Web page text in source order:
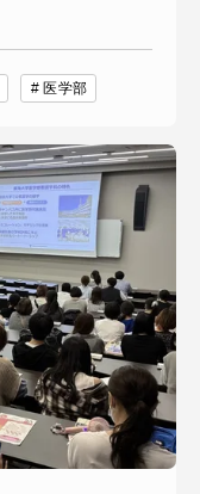
医学部